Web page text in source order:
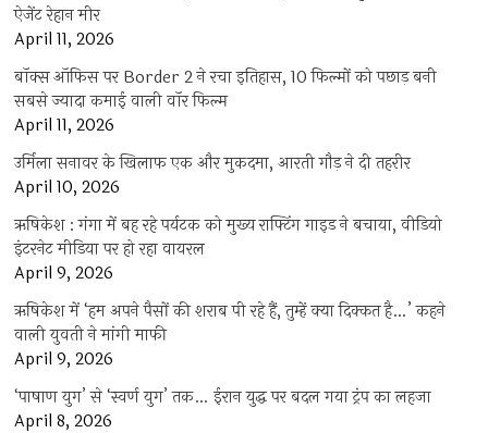
ऐजेंट रेहान मीर
April 11, 2026
बॉक्स ऑफिस पर Border 2 ने रचा इतिहास, 10 फिल्मों को पछाड़ बनी
सबसे ज्यादा कमाई वाली वॉर फिल्म
April 11, 2026
उर्मिला सनावर के खिलाफ एक और मुकदमा, आरती गौड़ ने दी तहरीर
April 10, 2026
ऋषिकेश : गंगा में बह रहे पर्यटक को मुख्य राफ्टिंग गाइड ने बचाया, वीडियो
इंटरनेट मीडिया पर हो रहा वायरल
April 9, 2026
ऋषिकेश में ‘हम अपने पैसों की शराब पी रहे हैं, तुम्हें क्या दिक्कत है…’ कहने
वाली युवती ने मांगी माफी
April 9, 2026
‘पाषाण युग’ से ‘स्वर्ण युग’ तक… ईरान युद्ध पर बदल गया ट्रंप का लहजा
April 8, 2026